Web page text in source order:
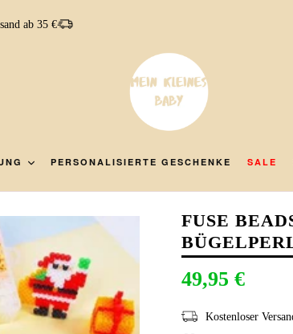
ab 35 €
PERSONALISIERTE GESCHENKE SALE
FUSE
49,95 €
Kostenloser